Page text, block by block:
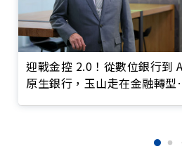
迎戰金控 2.0！從數位銀行到
原生銀行，玉山走在金融轉型